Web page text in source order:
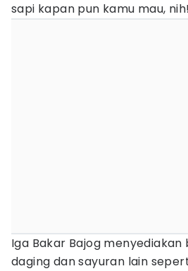
sapi kapan pun kamu mau, nih!
Iga Bakar Bajog
daging dan sayuran lain